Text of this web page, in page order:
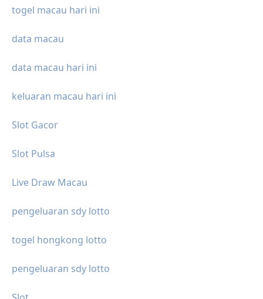
togel macau hari ini
data macau
data macau hari ini
keluaran macau hari ini
Slot Gacor
Slot Pulsa
Live Draw Macau
pengeluaran sdy lotto
togel hongkong lotto
pengeluaran sdy lotto